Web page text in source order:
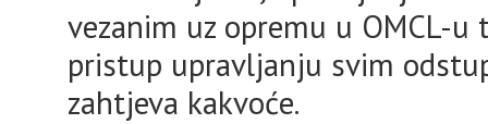
vezanim uz opremu u OMCL-
pristup upravljanju svim
zahtjeva kakvoće.